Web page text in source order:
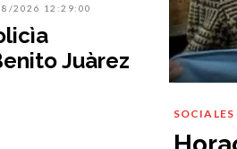
2026 12:29:00
Juàrez
SOCIALES